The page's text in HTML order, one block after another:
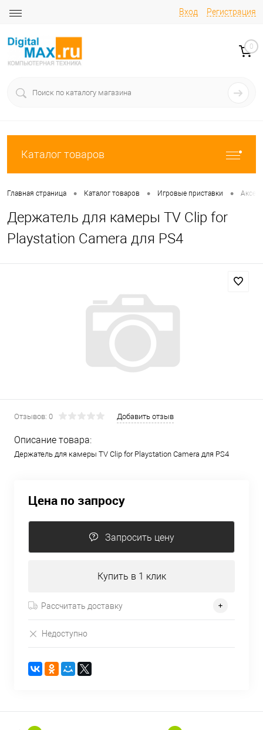
Вход Регистрация
0
Каталог товаров
Главная страница • Каталог товаров • Игровые приставки •
Держатель для камеры TV Clip for
Playstation Camera для PS4
Отзывов: 0 Добавить отзыв
Описание товара:
Держатель для камеры TV Clip for Playstation Camera для PS4
Цена по запросу
Запросить цену
Купить в 1 клик
Рассчитать доставку
Недоступно